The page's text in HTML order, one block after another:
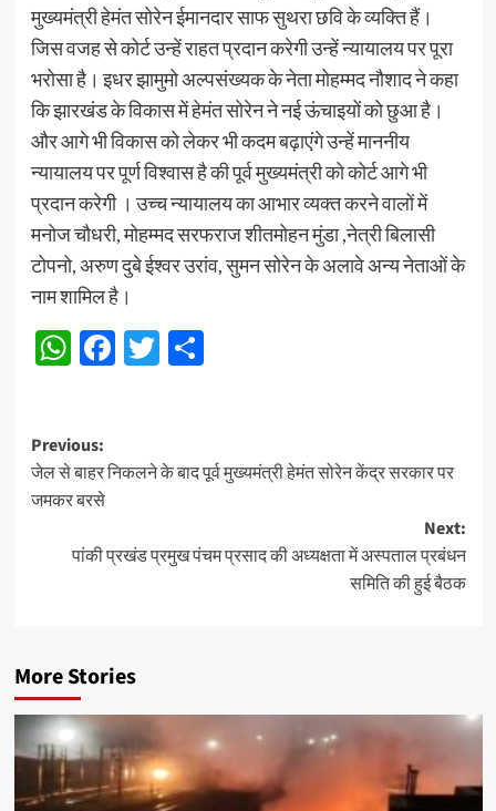
मुख्यमंत्री हेमंत सोरेन ईमानदार साफ सुथरा छवि के व्यक्ति हैं।
जिस वजह से कोर्ट उन्हें राहत प्रदान करेगी उन्हें न्यायालय पर पूरा
भरोसा है। इधर झामुमो अल्पसंख्यक के नेता मोहम्मद नौशाद ने कहा
कि झारखंड के विकास में हेमंत सोरेन ने नई ऊंचाइयों को छुआ है।
और आगे भी विकास को लेकर भी कदम बढ़ाएंगे उन्हें माननीय
न्यायालय पर पूर्ण विश्वास है की पूर्व मुख्यमंत्री को कोर्ट आगे भी
प्रदान करेगी । उच्च न्यायालय का आभार व्यक्त करने वालों में
मनोज चौधरी, मोहम्मद सरफराज शीतमोहन मुंडा ,नेत्री बिलासी
टोपनो, अरुण दुबे ईश्वर उरांव, सुमन सोरेन के अलावे अन्य नेताओं के
नाम शामिल है।
WhatsApp
Facebook
Twitter
Share
Post
navigation
Previous:
जेल से बाहर निकलने के बाद पूर्व मुख्यमंत्री हेमंत सोरेन केंद्र सरकार पर
जमकर बरसे
Next:
पांकी प्रखंड प्रमुख पंचम प्रसाद की अध्यक्षता में अस्पताल प्रबंधन
समिति की हुई बैठक
More Stories